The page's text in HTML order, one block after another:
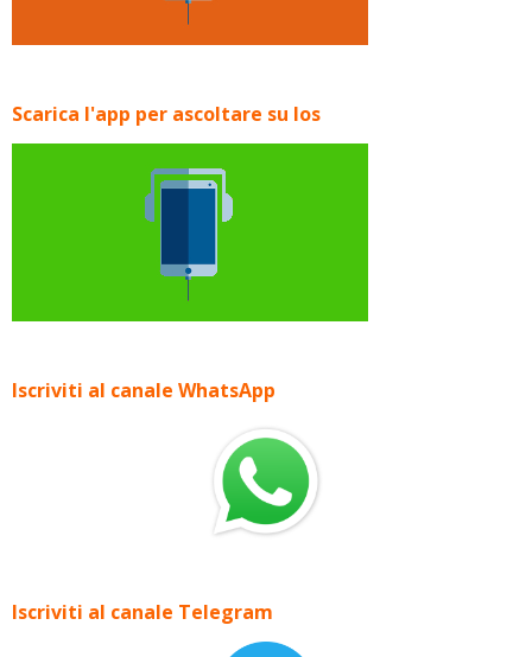
Scarica l'app per ascoltare su Ios
Iscriviti al canale WhatsApp
Iscriviti al canale Telegram